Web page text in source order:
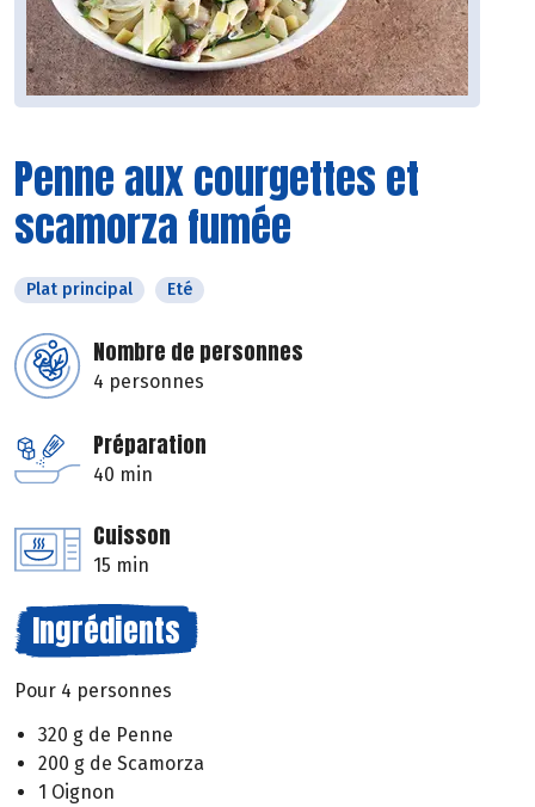
Penne aux courgettes et
scamorza fumée
Plat principal Eté
Nombre de personnes
4 personnes
Préparation
40 min
Cuisson
15 min
Ingrédients
Pour 4 personnes
320 g de Penne
200 g de Scamorza
1 Oignon